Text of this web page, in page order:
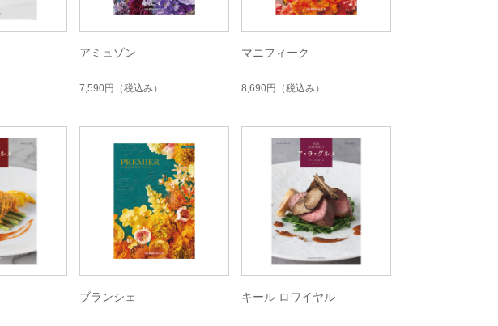
アミュゾン
7,590円 （税込み）
マニフィーク
8,690円 （税込み）
ブランシェ キール ロワイヤル